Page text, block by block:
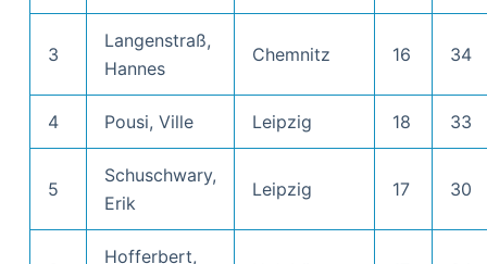
3
Langenstraß,
Hannes
Chemnitz 16 34
4 Pousi, Ville Leipzig 18 33
5
Schuschwary,
Erik
Leipzig 17 30
Hofferbert,